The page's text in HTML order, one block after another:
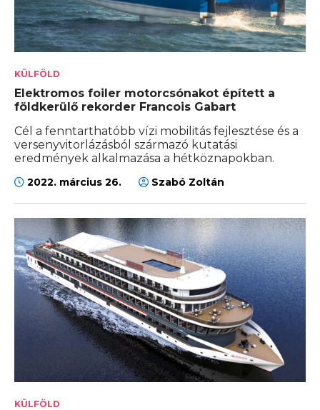
KÜLFÖLD
Elektromos foiler motorcsónakot épített a
földkerülő rekorder Francois Gabart
Cél a fenntarthatóbb vízi mobilitás fejlesztése és a
versenyvitorlázásból származó kutatási
eredmények alkalmazása a hétköznapokban.
2022. március 26. Szabó Zoltán
KÜLFÖLD